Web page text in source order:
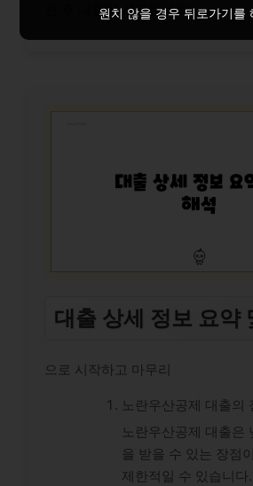
인 후 대출이 지급됩니다.
대출 상세 정보 요약
으로 시작하고 마무리
노란우산공제 대출의
노란우산공제 대출은
을 받을 수 있는 장점
제한적일 수 있습니
원치 않을 경우 뒤로가기를